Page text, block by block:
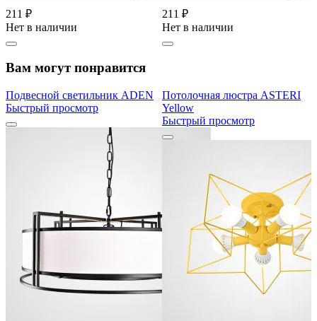
211 ₽
Нет в наличии
211 ₽
Нет в наличии
Вам могут понравится
Подвесной светильник ADEN
Быстрый просмотр
Потолочная люстра ASTERI
Yellow
Быстрый просмотр